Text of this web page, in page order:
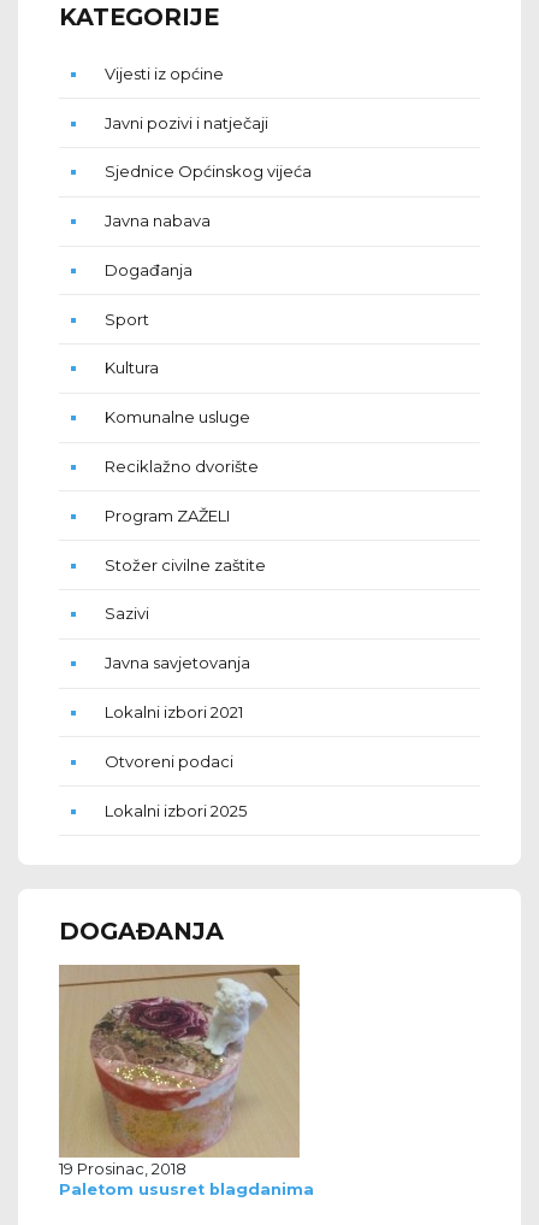
KATEGORIJE
Vijesti iz općine
Javni pozivi i natječaji
Sjednice Općinskog vijeća
Javna nabava
Događanja
Sport
Kultura
Komunalne usluge
Reciklažno dvorište
Program ZAŽELI
Stožer civilne zaštite
Sazivi
Javna savjetovanja
Lokalni izbori 2021
Otvoreni podaci
Lokalni izbori 2025
DOGAĐANJA
19 Prosinac, 2018
Paletom ususret blagdanima